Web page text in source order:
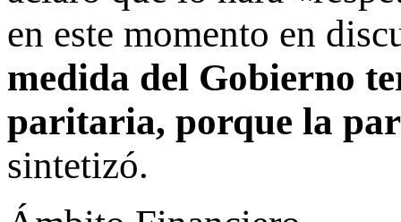
en este momento en
medida del Gobierno
paritaria, porque la
sintetizó.